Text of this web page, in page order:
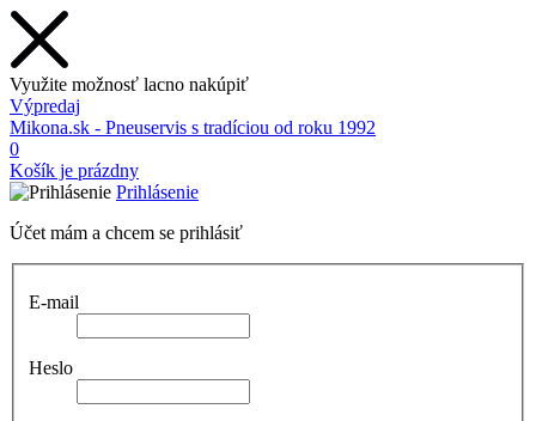
Využite možnosť lacno nakúpiť
Výpredaj
Mikona.sk - Pneuservis s tradíciou od roku 1992
0
Košík je prázdny
Prihlásenie
Účet mám a chcem se prihlásiť
E-mail
Heslo